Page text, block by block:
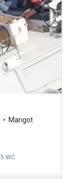
Marigot
5 WC